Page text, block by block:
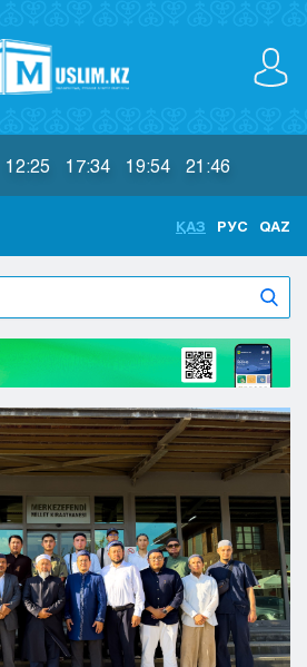
12:25 17:34 19:54 21:46
ҚАЗ РУС QAZ